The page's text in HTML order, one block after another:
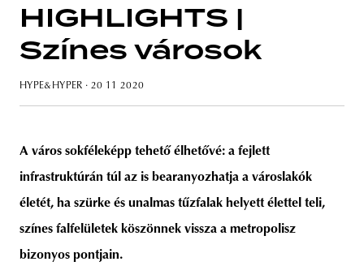
HIGHLIGHTS |
Színes városok
HYPE&HYPER · 20 11 2020
A város sokféleképp tehető élhetővé: a fejlett
infrastruktúrán túl az is bearanyozhatja a városlakók
életét, ha szürke és unalmas tűzfalak helyett élettel teli,
színes falfelületek köszönnek vissza a metropolisz
bizonyos pontjain.